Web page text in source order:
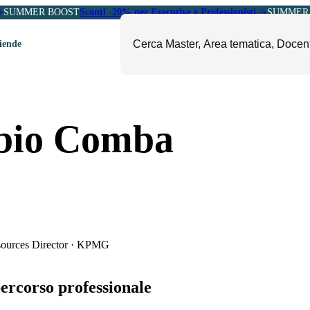
SUMMER BOOSTSconti -20% per Executive e Professionisti
e Soft Skills
Amministrazione
Fashion e Luxury
Comba
Director · KPMG
professionale